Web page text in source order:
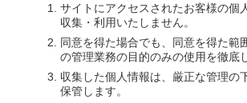
サイトにアクセスされたお客様の個
収集・利用いたしません。
同意を得た場合でも、同意を得た範
の管理業務の目的のみの使用を徹底
収集した個人情報は、厳正な管理の
保管します。